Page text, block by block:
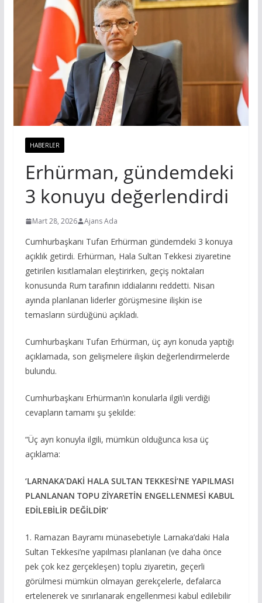
HABERLER
Erhürman, gündemdeki
3 konuyu değerlendirdi
Mart 28, 2026 Ajans Ada
Cumhurbaşkanı Tufan Erhürman gündemdeki 3 konuya
açıklık getirdi. Erhürman, Hala Sultan Tekkesi ziyaretine
getirilen kısıtlamaları eleştirirken, geçiş noktaları
konusunda Rum tarafının iddialarını reddetti. Nisan
ayında planlanan liderler görüşmesine ilişkin ise
temasların sürdüğünü açıkladı.
Cumhurbaşkanı Tufan Erhürman, üç ayrı konuda yaptığı
açıklamada, son gelişmelere ilişkin değerlendirmelerde
bulundu.
Cumhurbaşkanı Erhürman’ın konularla ilgili verdiği
cevapların tamamı şu şekilde:
“Üç ayrı konuyla ilgili, mümkün olduğunca kısa üç
açıklama:
‘LARNAKA’DAKİ HALA SULTAN TEKKESİ’NE YAPILMASI
PLANLANAN TOPU ZİYARETİN ENGELLENMESİ KABUL
EDİLEBİLİR DEĞİLDİR’
1. Ramazan Bayramı münasebetiyle Larnaka’daki Hala
Sultan Tekkesi’ne yapılması planlanan (ve daha önce
pek çok kez gerçekleşen) toplu ziyaretin, geçerli
görülmesi mümkün olmayan gerekçelerle, defalarca
ertelenerek ve sınırlanarak engellenmesi kabul edilebilir